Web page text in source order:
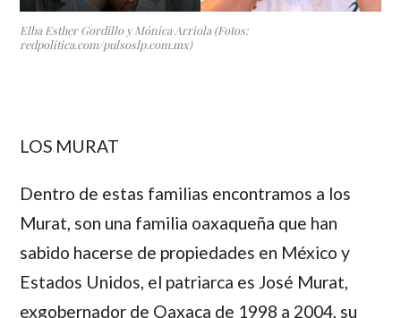
Elba Esther Gordillo y Mónica Arriola (Fotos:
redpolitica.com/pulsoslp.com.mx)
LOS MURAT
Dentro de estas familias encontramos a los
Murat, son una familia oaxaqueña que han
sabido hacerse de propiedades en México y
Estados Unidos, el patriarca es José Murat,
exgobernador de Oaxaca de 1998 a 2004, su